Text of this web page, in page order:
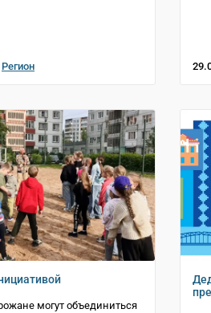
Регион
могут объединиться